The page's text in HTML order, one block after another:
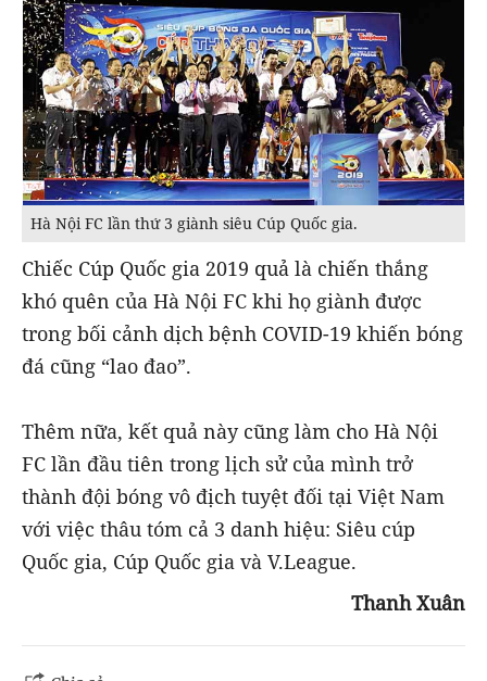
Hà Nội FC lần thứ 3 giành siêu Cúp Quốc gia.
Chiếc Cúp Quốc gia 2019 quả là chiến thắng
khó quên của Hà Nội FC khi họ giành được
trong bối cảnh dịch bệnh COVID-19 khiến bóng
đá cũng “lao đao”.
Thêm nữa, kết quả này cũng làm cho Hà Nội
FC lần đầu tiên trong lịch sử của mình trở
thành đội bóng vô địch tuyệt đối tại Việt Nam
với việc thâu tóm cả 3 danh hiệu: Siêu cúp
Quốc gia, Cúp Quốc gia và V.League.
Thanh Xuân